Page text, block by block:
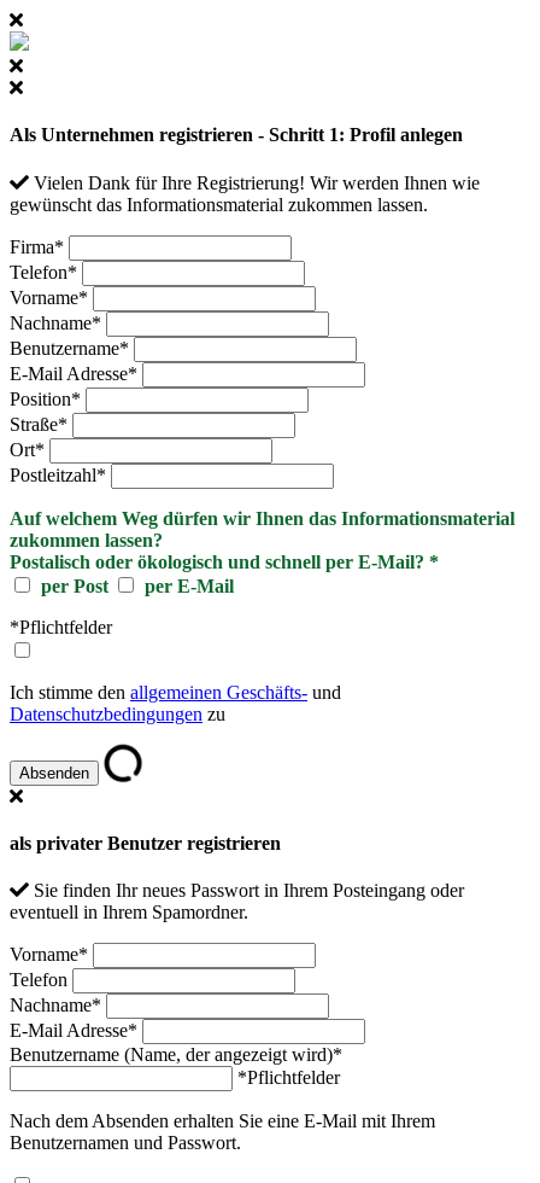
Als Unternehmen registrieren - Schritt 1: Profil anlegen
Vielen Dank für Ihre Registrierung! Wir werden Ihnen wie
gewünscht das Informationsmaterial zukommen lassen.
Firma*
Telefon*
Vorname*
Nachname*
Benutzername*
E-Mail Adresse*
Position*
Straße*
Ort*
Postleitzahl*
Auf welchem Weg dürfen wir Ihnen das Informationsmaterial
zukommen lassen?
Postalisch oder ökologisch und schnell per E-Mail? *
per Post
per E-Mail
*Pflichtfelder
Ich stimme den allgemeinen Geschäfts- und
Datenschutzbedingungen zu
als privater Benutzer registrieren
Sie finden Ihr neues Passwort in Ihrem Posteingang oder
eventuell in Ihrem Spamordner.
Vorname*
Telefon
Nachname*
E-Mail Adresse*
Benutzername (Name, der angezeigt wird)*
*Pflichtfelder
Nach dem Absenden erhalten Sie eine E-Mail mit Ihrem
Benutzernamen und Passwort.